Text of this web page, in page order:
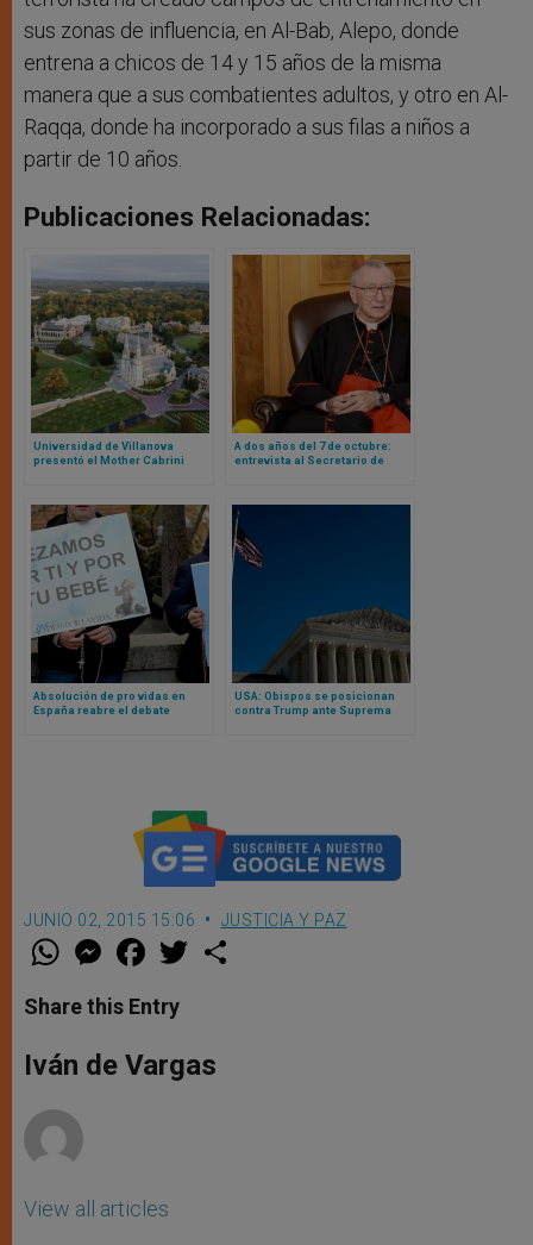
sus zonas de influencia, en Al-Bab, Alepo, donde
entrena a chicos de 14 y 15 años de la misma
manera que a sus combatientes adultos, y otro en Al-
Raqqa, donde ha incorporado a sus filas a niños a
partir de 10 años.
Publicaciones Relacionadas:
Universidad de Villanova
presentó el Mother Cabrini
los refugiados y los migrantes
A dos años del 7 de octubre:
entrevista al Secretario de
masacre en Gaza
Absolución de pro vidas en
España reabre el debate
USA: Obispos se posicionan
contra Trump ante Suprema
JUNIO 02, 2015 15:06 JUSTICIA Y PAZ
W
t
s
p
p
M
e
s
e
g
e
F
a
e
b
o
k
w
r
Share this Entry
Iván de Vargas
View all articles